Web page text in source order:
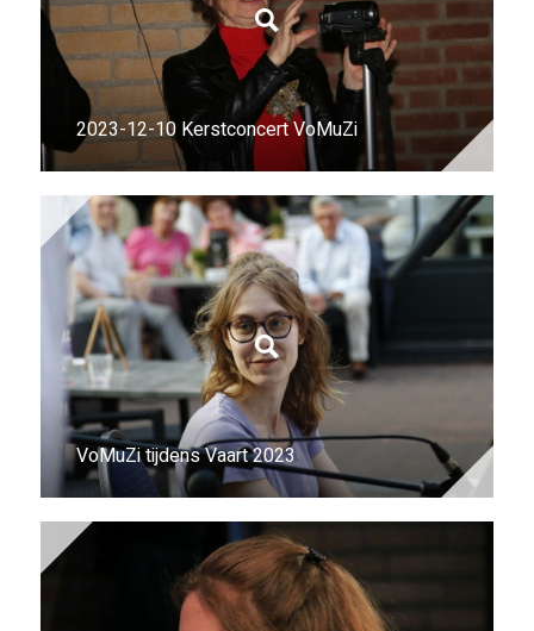
2023-12-10 Kerstconcert VoMuZi
VoMuZi tijdens Vaart 2023